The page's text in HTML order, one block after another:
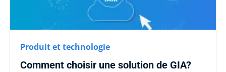
Produit et technologie
Comment choisir une solution de GIA?